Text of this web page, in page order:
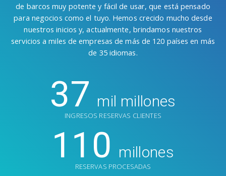
de barcos muy potente y fácil de usar, que está pensado
para negocios como el tuyo. Hemos crecido mucho desde
nuestros inicios y, actualmente, brindamos nuestros
servicios a miles de empresas de más de 120 países en más
de 35 idiomas.
37 mil millones
INGRESOS RESERVAS CLIENTES
110 millones
RESERVAS PROCESADAS